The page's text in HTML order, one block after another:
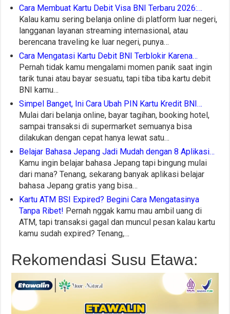
Cara Membuat Kartu Debit Visa BNI Terbaru 2026:…
Kalau kamu sering belanja online di platform luar negeri,
langganan layanan streaming internasional, atau
berencana traveling ke luar negeri, punya…
Cara Mengatasi Kartu Debit BNI Terblokir Karena…
Pernah tidak kamu mengalami momen panik saat ingin
tarik tunai atau bayar sesuatu, tapi tiba tiba kartu debit
BNI kamu…
Simpel Banget, Ini Cara Ubah PIN Kartu Kredit BNI…
Mulai dari belanja online, bayar tagihan, booking hotel,
sampai transaksi di supermarket semuanya bisa
dilakukan dengan cepat hanya lewat satu…
Belajar Bahasa Jepang Jadi Mudah dengan 8 Aplikasi…
Kamu ingin belajar bahasa Jepang tapi bingung mulai
dari mana? Tenang, sekarang banyak aplikasi belajar
bahasa Jepang gratis yang bisa…
Kartu ATM BSI Expired? Begini Cara Mengatasinya
Tanpa Ribet! Pernah nggak kamu mau ambil uang di
ATM, tapi transaksi gagal dan muncul pesan kalau kartu
kamu sudah expired? Tenang,…
Rekomendasi Susu Etawa: